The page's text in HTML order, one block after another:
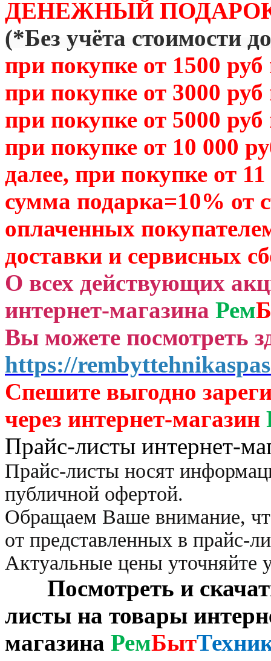
ДЕНЕЖНЫЙ
(*Без учёта стоимости
при покупке от 1500
при покупке от 3000
при покупке от 5000
при покупке от 10 000
далее, при покупке от
сумма подарка=10% от
оплаченных
доставки и сервисных
О всех действующих
интернет-магазина Рем
Вы можете посмотреть
https://
Спешите выгодно зар
через интернет-магазин
Прайс-листы интернет-
Прайс-листы носят
публичной офертой.
Обращаем Ваше внимание,
от представленных в прайс-
Актуальные цены уточняйте
Посмотреть и
листы на товары
магазина РемБыт